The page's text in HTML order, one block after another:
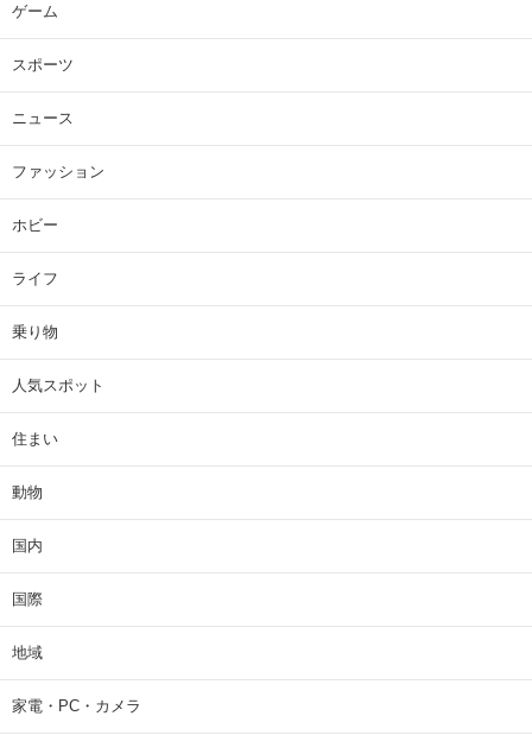
ゲーム
スポーツ
ニュース
ファッション
ホビー
ライフ
乗り物
人気スポット
住まい
動物
国内
国際
地域
家電・PC・カメラ